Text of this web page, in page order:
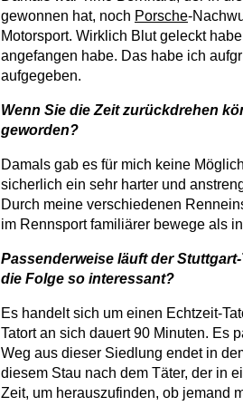
gewonnen hat, noch Porsche-
Motorsport. Wirklich Blut geleckt
angefangen habe. Das habe ich
aufgegeben.
Wenn Sie die Zeit zurückdrehen
geworden?
Damals gab es für mich keine
sicherlich ein sehr harter und
Durch meine verschiedenen
im Rennsport familiärer bewege als
Passenderweise läuft der
die Folge so interessant?
Es handelt sich um einen Echtzeit-
Tatort an sich dauert 90 Minuten. Es
Weg aus dieser Siedlung endet in
diesem Stau nach dem Täter, der in
Zeit, um herauszufinden, ob jemand